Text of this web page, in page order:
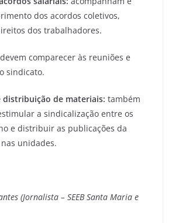
dos acordos coletivos,
dos trabalhadores.
comparecer às reuniões e
sindicato.
distribuição de materiais: também
a sindicalização entre os
e distribuir as publicações da
unidades.
(Jornalista – SEEB Santa Maria e